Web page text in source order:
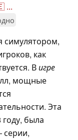
...
симулятором,
как
В игре
мощные
Эта
была